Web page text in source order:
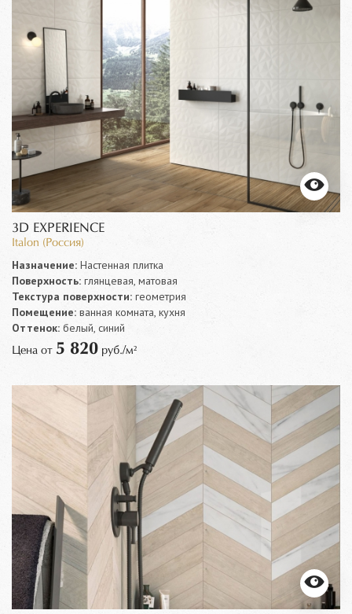
3D EXPERIENCE
Italon (Россия)
Назначение: Настенная плитка
Поверхность: глянцевая, матовая
Текстура поверхности: геометрия
Помещение: ванная комната, кухня
Оттенок: белый, синий
Цена от 5 820 руб./м²